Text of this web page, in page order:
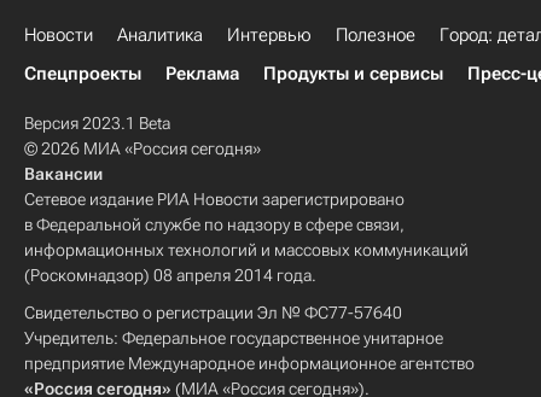
Новости Аналитика Интервью Полезное
Город:
Спецпроекты
Реклама Продукты и сервисы Пресс-
Версия 2023.1 Beta
© 2026 МИА «Россия сегодня»
Вакансии
Сетевое издание РИА Новости зарегистрировано
в Федеральной службе по надзору в сфере связи,
информационных технологий и массовых коммуникаций
(Роскомнадзор) 08 апреля 2014 года.
Свидетельство о регистрации Эл № ФС77-57640
Учредитель: Федеральное государственное унитарное
предприятие Международное информационное агентство
«Россия сегодня» (МИА «Россия сегодня»).